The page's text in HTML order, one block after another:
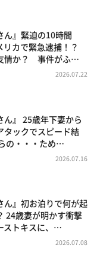
でやねん！？」
タ
ん』緊迫の10時間
カで緊急逮捕！？
情か？ 事件がふ…
2026.07.22
ん』 25歳年下妻から
タックでスピード結
の・・・ため…
2026.07.16
ん』初お泊りで何が起
24歳妻が明かす衝撃
ストキスに、…
2026.07.08